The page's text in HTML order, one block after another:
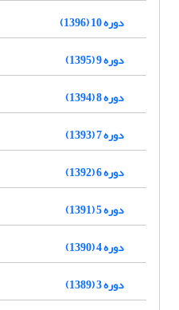
دوره 10 (1396)
دوره 9 (1395)
دوره 8 (1394)
دوره 7 (1393)
دوره 6 (1392)
دوره 5 (1391)
دوره 4 (1390)
دوره 3 (1389)